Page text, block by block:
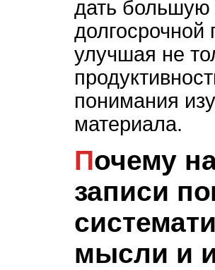
дать большую
долгосрочной
улучшая не
понимания
материала.
Почему научные
записи
мысли и